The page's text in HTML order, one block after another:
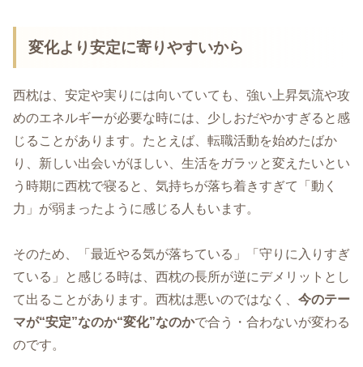
変化より安定に寄りやすいから
西枕は、安定や実りには向いていても、強い上昇気流や攻
めのエネルギーが必要な時には、少しおだやかすぎると感
じることがあります。たとえば、転職活動を始めたばか
り、新しい出会いがほしい、生活をガラッと変えたいとい
う時期に西枕で寝ると、気持ちが落ち着きすぎて「動く
力」が弱まったように感じる人もいます。
そのため、「最近やる気が落ちている」「守りに入りすぎ
ている」と感じる時は、西枕の長所が逆にデメリットとし
て出ることがあります。西枕は悪いのではなく、 今のテー
マが“安定”なのか“変化”なのかで合う・合わないが変わる
のです。